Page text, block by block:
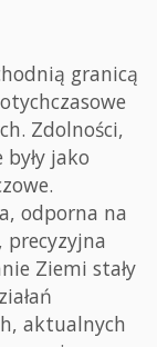
granicą
Zdolności,
jako
odporna na
precyzyjna
Ziemi stały
aktualnych